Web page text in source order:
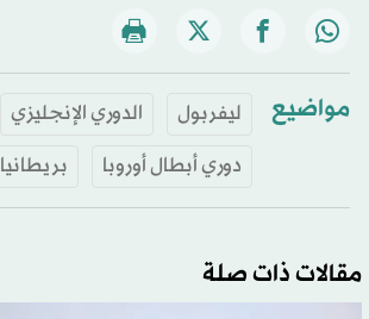
مواضيع ليفربول
الدوري الإنجليزي
دوري أبطال أوروبا
بريطانيا
مقالات ذات صلة